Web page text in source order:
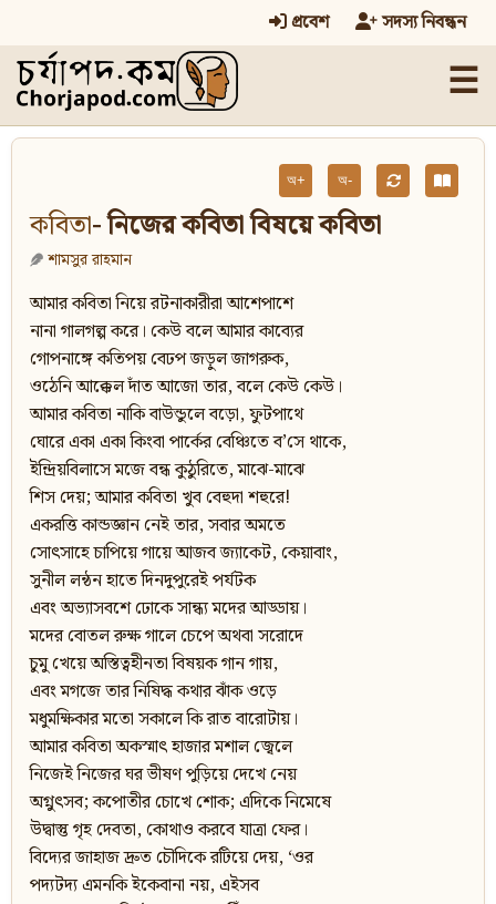
প্রবেশ সদস্য নিবন্ধন
☰
অ+ অ-
কবিতা- নিজের কবিতা বিষয়ে কবিতা
শামসুর রাহমান
আমার কবিতা নিয়ে রটনাকারীরা আশেপাশে
নানা গালগল্প করে। কেউ বলে আমার কাব্যের
গোপনাঙ্গে কতিপয় বেঢপ জড়ুল জাগরুক,
ওঠেনি আক্কেল দাঁত আজো তার, বলে কেউ কেউ।
আমার কবিতা নাকি বাউন্ডুলে বড়ো, ফুটপাথে
ঘোরে একা একা কিংবা পার্কের বেঞ্চিতে ব’সে থাকে,
ইন্দ্রিয়বিলাসে মজে বন্ধ কুঠুরিতে, মাঝে-মাঝে
শিস দেয়; আমার কবিতা খুব বেহুদা শহুরে!
একরত্তি কান্ডজ্ঞান নেই তার, সবার অমতে
সোৎসাহে চাপিয়ে গায়ে আজব জ্যাকেট, কেয়াবাং,
সুনীল লন্ঠন হাতে দিনদুপুরেই পর্যটক
এবং অভ্যাসবশে ঢোকে সান্ধ্য মদের আড্ডায়।
মদের বোতল রুক্ষ গালে চেপে অথবা সরোদে
চুমু খেয়ে অস্তিত্বহীনতা বিষয়ক গান গায়,
এবং মগজে তার নিষিদ্ধ কথার ঝাঁক ওড়ে
মধুমক্ষিকার মতো সকালে কি রাত বারোটায়।
আমার কবিতা অকস্মাৎ হাজার মশাল জ্বেলে
নিজেই নিজের ঘর ভীষণ পুড়িয়ে দেখে নেয়
অগ্নুৎসব; কপোতীর চোখে শোক; এদিকে নিমেষে
উদ্বাস্তু গৃহ দেবতা, কোথাও করবে যাত্রা ফের।
বিদ্যের জাহাজ দ্রুত চৌদিকে রটিয়ে দেয়, ‘ওর
পদ্যটদ্য এমনকি ইকেবানা নয়, এইসব